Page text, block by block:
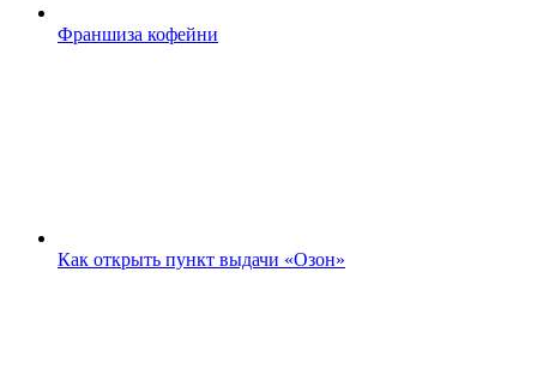
Франшиза кофейни
Как открыть пункт выдачи «Озон»